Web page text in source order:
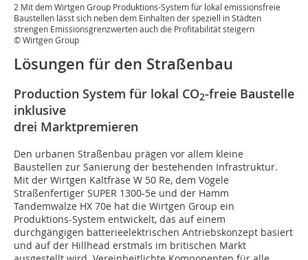
2 Mit dem Wirtgen Group Produktions-System für lokal emissionsfreie
Baustellen lässt sich neben dem Einhalten der speziell in Städten
strengen Emissionsgrenzwerten auch die Profitabilität steigern
© Wirtgen Group
Lösungen für den Straßenbau
Production System für lokal CO2-freie Baustelle
inklusive
drei Marktpremieren
Den urbanen Straßenbau prägen vor allem kleine
Baustellen zur Sanierung der bestehenden Infrastruktur.
Mit der Wirtgen Kaltfräse W 50 Re, dem Vögele
Straßenfertiger SUPER 1300-5e und der Hamm
Tandemwalze HX 70e hat die Wirtgen Group ein
Produktions-System entwickelt, das auf einem
durchgängigen batterieelektrischen Antriebskonzept basiert
und auf der Hillhead erstmals im britischen Markt